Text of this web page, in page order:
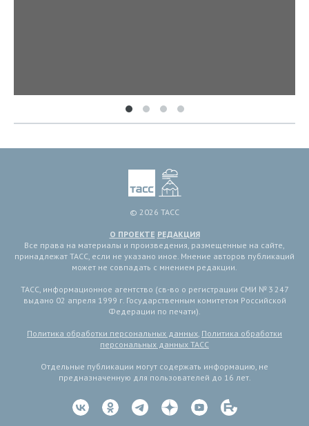
© 2026 ТАСС
О ПРОЕКТЕ РЕДАКЦИЯ
Все права на материалы и произведения, размещенные на сайте,
принадлежат ТАСС, если не указано иное. Мнение авторов публикаций
может не совпадать с мнением редакции.
ТАСС, информационное агентство (св-во о регистрации СМИ № 3 247
выдано 02 апреля 1999 г. Государственным комитетом Российской
Федерации по печати).
Политика обработки персональных данных, Политика обработки
персональных данных ТАСС
Отдельные публикации могут содержать информацию, не
предназначенную для пользователей до 16 лет.